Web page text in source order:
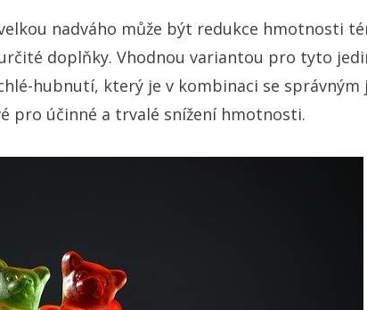
nadváho může být redukce hmotnosti
doplňky. Vhodnou variantou pro tyto
hubnutí, který je v kombinaci se správným
pro účinné a trvalé snížení hmotnosti.